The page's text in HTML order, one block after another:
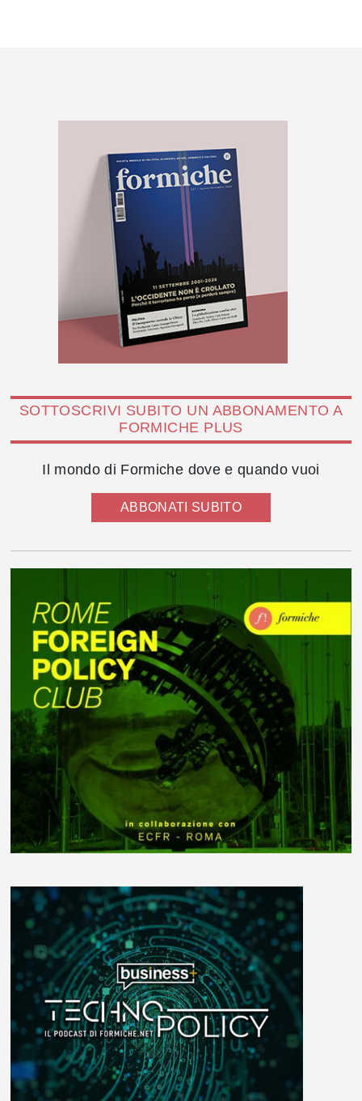
SOTTOSCRIVI SUBITO UN ABBONAMENTO A
FORMICHE PLUS
Il mondo di Formiche dove e quando vuoi
ABBONATI SUBITO